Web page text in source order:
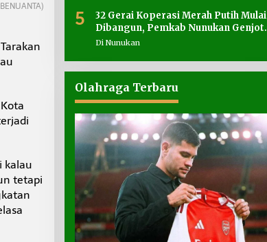
kalau
tetapi
5
32 Gerai Koperasi Merah Putih Mulai
Dibangun, Pemkab Nunukan Genjot
Penyediaan Lahan
Di Nunukan
Olahraga Terbaru